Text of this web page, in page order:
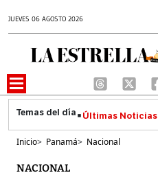
JUEVES 06 AGOSTO 2026
Últimas Noticias
Inicio> Panamá> Nacional
NACIONAL